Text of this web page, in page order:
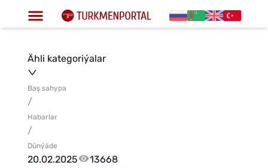
Ähli kategoriýalar
Baş sahypa
/
Habarlar
/
Dünýäde
20.02.2025 13668